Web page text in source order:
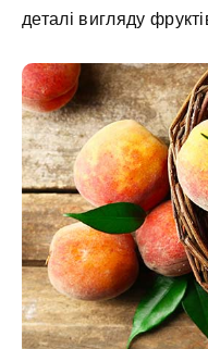
деталі вигляду